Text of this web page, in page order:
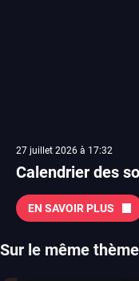
27 juillet 2026 à 17:32
Calendrier des
EN SAVOIR PLUS
Sur le même thème